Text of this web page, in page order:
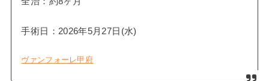
手術日：2026年5月27日(水)
ヴァンフォーレ甲府